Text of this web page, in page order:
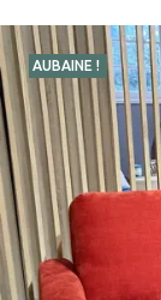
AUBAINE !